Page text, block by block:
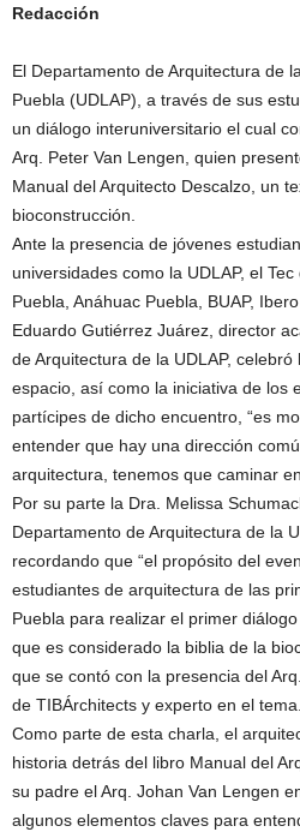
Redacción
El Departamento de Arquitectura de
Puebla (UDLAP), a través de sus
un diálogo interuniversitario el cual
Arq. Peter Van Lengen, quien
Manual del Arquitecto Descalzo, un
bioconstrucción.
Ante la presencia de jóvenes
universidades como la UDLAP, el
Puebla, Anáhuac Puebla, BUAP,
Eduardo Gutiérrez Juárez, director
de Arquitectura de la UDLAP,
espacio, así como la iniciativa de los
partícipes de dicho encuentro, “es
entender que hay una dirección
arquitectura, tenemos que caminar
Por su parte la Dra. Melissa
Departamento de Arquitectura de la
recordando que “el propósito del
estudiantes de arquitectura de las
Puebla para realizar el primer
que es considerado la biblia de la
que se contó con la presencia del
de TIBÁrchitects y experto en el tema.
Como parte de esta charla, el
historia detrás del libro Manual del
su padre el Arq. Johan Van Lengen
algunos elementos claves para